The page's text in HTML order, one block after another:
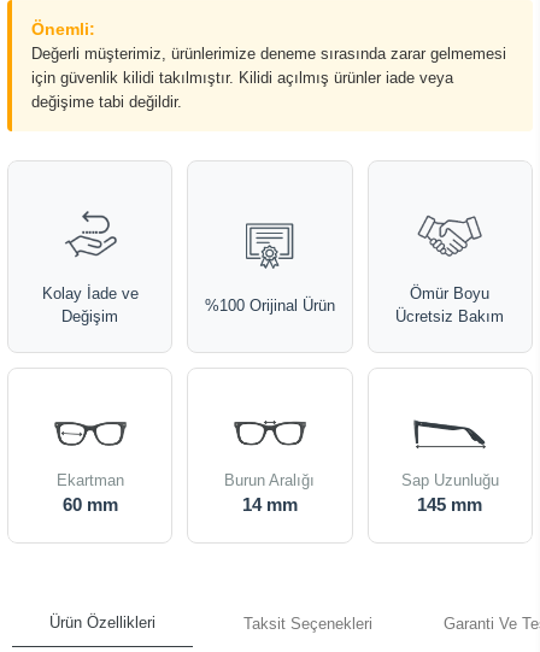
Önemli:
Değerli müşterimiz, ürünlerimize deneme sırasında zarar gelmemesi
için güvenlik kilidi takılmıştır. Kilidi açılmış ürünler iade veya
değişime tabi değildir.
Kolay İade ve
Değişim
%100 Orijinal Ürün
Ömür Boyu
Ücretsiz Bakım
Ekartman
60 mm
Burun Aralığı
14 mm
Sap Uzunluğu
145 mm
Ürün Özellikleri Taksit Seçenekleri Garanti Ve